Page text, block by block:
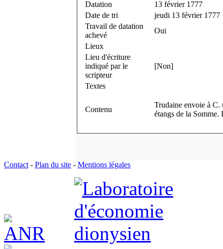
Datation
13 février 1777
Date de tri
jeudi 13 février 1777
Travail de datation
achevé
Oui
Lieux
Lieu d'écriture
indiqué par le
scripteur
[Non]
Textes
Contenu
Trudaine envoie à C.
étangs de la
Contact - Plan du site - Mentions légales